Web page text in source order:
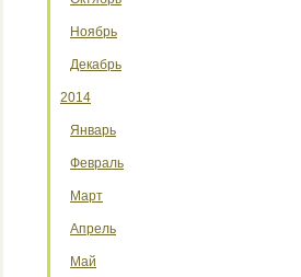
Ноябрь
Декабрь
2014
Январь
Февраль
Март
Апрель
Май